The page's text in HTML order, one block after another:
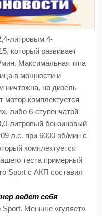
литровым 4-
который развивает
Максимальная тяга
в мощности и
ничтожна, но дизель
мотор комплектуется
либо 6-ступенчатой
литровый бензиновый
л.с. при 6000 об/мин с
комплектуется
теста примерный
Sport с АКП составил
ведет себя
Sport. Меньше «гуляет»